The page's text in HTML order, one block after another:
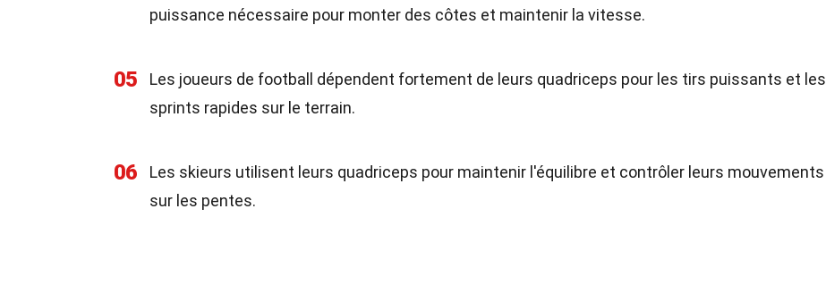
puissance nécessaire pour monter des côtes et maintenir la vitesse.
05
Les joueurs de football dépendent fortement de leurs quadriceps pour les tirs puissants et les
sprints rapides sur le terrain.
06
Les skieurs utilisent leurs quadriceps pour maintenir l'équilibre et contrôler leurs mouvements
sur les pentes.